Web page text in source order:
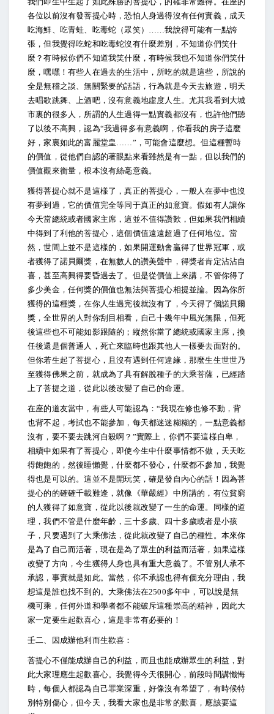
各位以前沒有發菩提心時，恐怕人身過得沒有任何實義，成天
吃海鮮、吃青蛙、吃毒蛇（眾笑）……我說得可能有一點誇
張，但我覺得吃蛇和吃毒蛇沒有什麼差別，不知道你們笑什
麼？有時候你們不知道我笑什麼，有時候我也不知道你們笑什
麼，嘿嘿！有些人在過去的生活中，所吃的就是這些，所說的
全是無稽之談、無關緊要的話語，行為就是今天去旅遊，明天
去唱歌跳舞、上酒吧，沒有意義地虛度人生。尤其我看到大城
市裏的很多人，所謂的人生過得一點實義都沒有，也許他們聽
了以後不高興，認為“我過得多有意義啊，你看我的房子這麼
好，家裏如此的富麗堂皇……”，可能會這麼想。但這種暫時
的價值，從他們自認的著眼點來看雖然是有一點，但以我們的
價值觀來衡量，根本沒有絲毫意義。
獲得菩提心就不是這樣了，真正的菩提心，一般人在夢中也沒
有夢到過，它的價值完全等同于真正的如意寶。假如有人讓你
今天當總統或者國家主席，這並不值得讚歎，但如果我們相續
中得到了利他的菩提心，這個價值遠遠超過了任何地位。當
然，世間上並不是這樣的，如果開運動會贏得了世界冠軍，或
者獲得了諾貝爾獎，在無數人的讚美聲中，得獎者肯定沾沾自
喜，甚至高興得要昏過去了。但是從價值上來講，不管你得了
多少美金，任何獎的價值也無法與菩提心相提並論。因為你所
獲得的這種獎，在你人生過完後就沒有了，今天得了個諾貝爾
獎，全世界的人對你刮目相看，自己十幾年中風光無限，但死
後這些也不可能如影跟隨的；縱然你當了總統或國家主席，換
任後還是個普通人，死亡來臨時也跟其他人一樣要去面對的。
但你若生起了菩提心，且沒有遇到任何違緣，那麼生生世世乃
至獲得佛果之前，就成為了具有解脫種子的大乘菩薩，已經踏
上了菩提之道，從此以後改變了自己的命運。
在座的道友當中，有些人可能認為：“我現在修也修不動，背
也背不起，考試也不能參加，每天都迷迷糊糊的，一點意義都
沒有，要不要去跳河自殺啊？”實際上，你們不要這樣自卑，
相續中如果有了菩提心，即使今生中什麼事情都不做，天天吃
得飽飽的，然後睡懶覺，什麼都不發心，什麼都不參加，我覺
得也是可以的。這並不是開玩笑，確是發自內心的話！因為菩
提心的的確確千載難逢，就像《華嚴經》中所講的，有位貧窮
的人獲得了如意寶，從此以後就改變了一生的命運。同樣的道
理，我們不管是什麼年齡，三十多歲、四十多歲或者是小孩
子，只要遇到了大乘佛法，從此就改變了自己的種性。本來你
是為了自己而活著，現在是為了眾生的利益而活著，如果這樣
改變了方向，今生獲得人身也具有重大意義了。不管別人承不
承認，事實就是如此。當然，你不承認也得有個充分理由，我
想這是誰也找不到的。大乘佛法在2500多年中，可以說是無
機可乘，任何外道和學者都不能破斥這種崇高的精神，因此大
家一定要生起歡喜心，這是非常有必要的！
壬二、因成辦他利而生歡喜：
菩提心不僅能成辦自己的利益，而且也能成辦眾生的利益，對
此大家理應生起歡喜心。我覺得今天很開心，前段時間講懺悔
時，每個人都認為自己罪業深重，好像沒有希望了，有時候特
別特別傷心，但今天，我看大家也是非常的歡喜，應該要這